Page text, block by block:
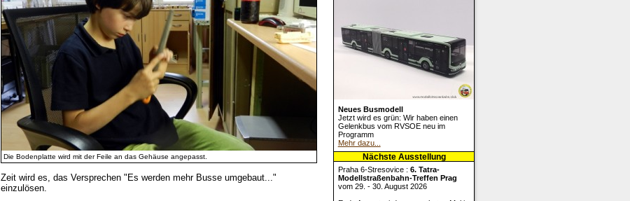
Neues Busmodell
Jetzt wird es grün: Wir haben einen
Gelenkbus vom RVSOE neu im
Programm
Mehr dazu...
Nächste Ausstellung
Praha 6-Stresovice : 6. Tatra-
Modellstraßenbahn-Treffen Prag
vom 29. - 30. August 2026
Die Bodenplatte wird mit der Feile an das Gehäuse angepasst.
Zeit wird es, das Versprechen "Es werden mehr Busse umgebaut..."
einzulösen.